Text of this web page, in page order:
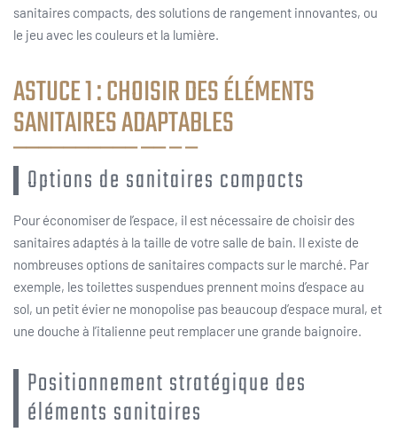
sanitaires compacts, des solutions de rangement innovantes, ou
le jeu avec les couleurs et la lumière.
ASTUCE 1 : CHOISIR DES ÉLÉMENTS
SANITAIRES ADAPTABLES
Options de sanitaires compacts
Pour économiser de l’espace, il est nécessaire de choisir des
sanitaires adaptés à la taille de votre salle de bain. Il existe de
nombreuses options de sanitaires compacts sur le marché. Par
exemple, les toilettes suspendues prennent moins d’espace au
sol, un petit évier ne monopolise pas beaucoup d’espace mural, et
une douche à l’italienne peut remplacer une grande baignoire.
Positionnement stratégique des
éléments sanitaires